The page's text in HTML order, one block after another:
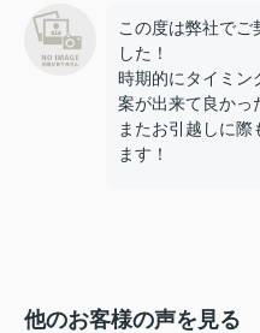
この度は弊社でご
した！
時期的にタイミン
案が出来て良かっ
またお引越しに際
ます！
他のお客様の声を見る